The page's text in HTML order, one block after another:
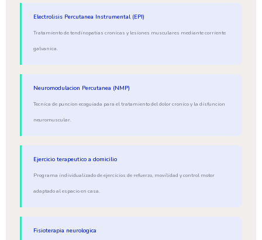
Electrolisis Percutanea Instrumental (EPI)
Tratamiento de tendinopatias cronicas y lesiones musculares mediante corriente
galvanica.
Neuromodulacion Percutanea (NMP)
Tecnica de puncion ecoguiada para el tratamiento del dolor cronico y la disfuncion
neuromuscular.
Ejercicio terapeutico a domicilio
Programa individualizado de ejercicios de refuerzo, movilidad y control motor
adaptado al espacio en casa.
Fisioterapia neurologica